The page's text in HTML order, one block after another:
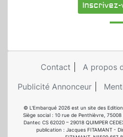
Inscrivez-
Contact
A propos
Publicité Annonceur
© L'Embarqué 2026 est un site des
Siège social : 10 rue de Penthièvre,
Dantec CS 62020 – 29018 QUIMPER
publication : Jacques FITAMANT -